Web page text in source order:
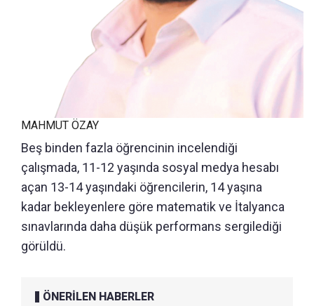
MAHMUT ÖZAY
Beş binden fazla öğrencinin incelendiği
çalışmada, 11-12 yaşında sosyal medya hesabı
açan 13-14 yaşındaki öğrencilerin, 14 yaşına
kadar bekleyenlere göre matematik ve İtalyanca
sınavlarında daha düşük performans sergilediği
görüldü.
ÖNERİLEN HABERLER